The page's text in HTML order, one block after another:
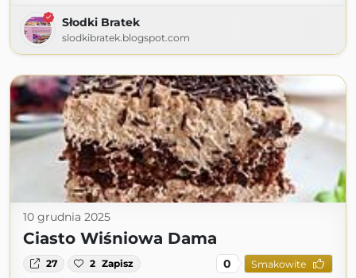
Słodki Bratek
slodkibratek.blogspot.com
10 grudnia 2025
Ciasto Wiśniowa Dama
27 2 Zapisz 0 Smakowite